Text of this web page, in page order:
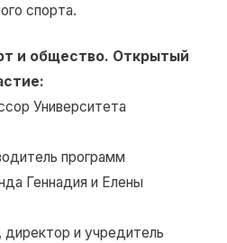
спорта.
и общество. Открытый
Университета
программ
Геннадия и Елены
директор и учредитель